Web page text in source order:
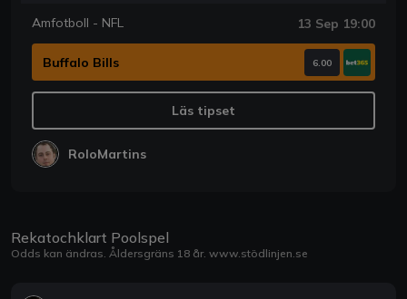
Amfotboll - NFL 13 Sep 19:00
Buffalo Bills 6.00
Läs tipset
RoloMartins
Rekatochklart Poolspel
Odds kan ändras. Åldersgräns 18 år. www.stödlinjen.se